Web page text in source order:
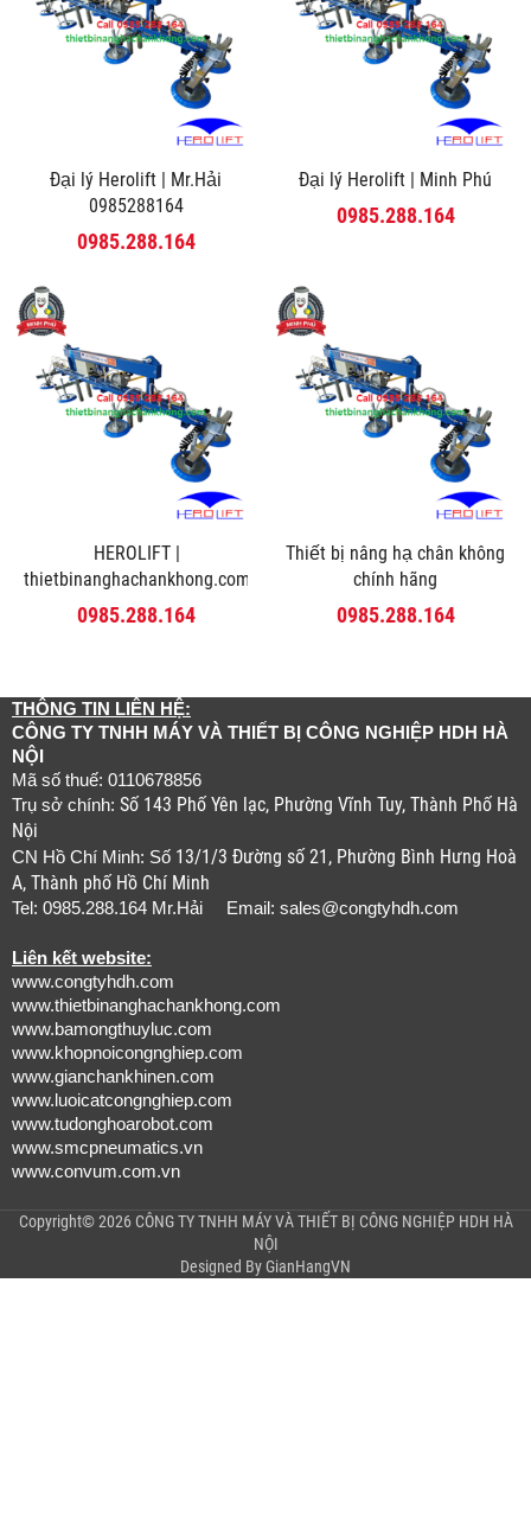
Đại lý Herolift | Mr.Hải
0985288164
0985.288.164
Đại lý Herolift | Minh Phú
0985.288.164
HEROLIFT |
thietbinanghachankhong.com
0985.288.164
Thiết bị nâng hạ chân không
chính hãng
0985.288.164
THÔNG TIN LIÊN HỆ:
CÔNG TY TNHH MÁY VÀ THIẾT BỊ CÔNG NGHIỆP HDH HÀ
NỘI
Mã số thuế: 0110678856
Trụ sở chính: Số 143 Phố Yên lạc, Phường Vĩnh Tuy, Thành Phố Hà
Nội
CN Hồ Chí Minh: Số 13/1/3 Đường số 21, Phường Bình Hưng Hoà
A, Thành phố Hồ Chí Minh
Tel: 0985.288.164 Mr.Hải Email: sales@congtyhdh.com
Liên kết website:
www.congtyhdh.com
www.thietbinanghachankhong.com
www.bamongthuyluc.com
www.khopnoicongnghiep.com
www.gianchankhinen.com
www.luoicatcongnghiep.com
www.tudonghoarobot.com
www.smcpneumatics.vn
www.convum.com.vn
Copyright© 2026 CÔNG TY TNHH MÁY VÀ THIẾT BỊ CÔNG NGHIỆP HDH HÀ
NỘI
Designed By GianHangVN